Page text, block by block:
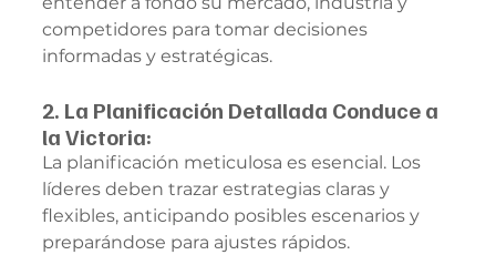
competidores para tomar decisiones
informadas y estratégicas.
2. La Planificación Detallada Conduce a
la Victoria:
La planificación meticulosa es esencial. Los
líderes deben trazar estrategias claras y
flexibles, anticipando posibles escenarios y
preparándose para ajustes rápidos.